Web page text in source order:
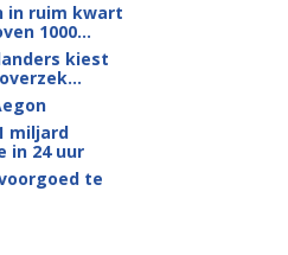
in ruim kwart
1000...
kiest
miljard
in 24 uur
te